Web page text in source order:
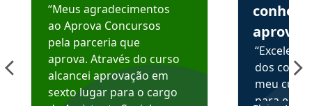
“Meus agradecimentos
ao Aprova Concursos
pela parceria que
aprova. Através do curso
alcancei aprovação em
sexto lugar para o cargo
aprova
dos
meu
para